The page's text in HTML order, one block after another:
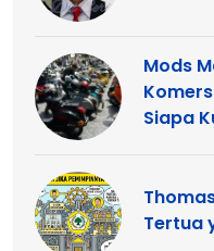
Mods
Siapa
Tertua